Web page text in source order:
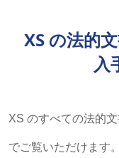
XS の法的
入
XS のすべての法的文
でご覧いただけます。